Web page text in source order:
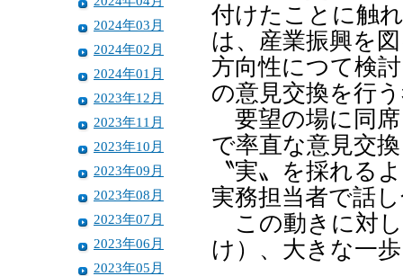
2024年03月
2024年02月
2024年01月
2023年12月
2023年11月
2023年10月
2023年09月
2023年08月
2023年07月
2023年06月
2023年05月
付けたことに触
は、産業振興を
方向性につて検
の意見交換を行
要望の場に同席
で率直な意見交
〝実〟を採れる
実務担当者で話
この動きに対し
け）、大きな一